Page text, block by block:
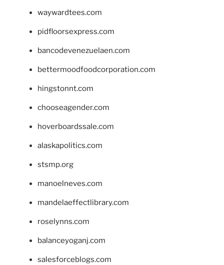
waywardtees.com
pidfloorsexpress.com
bancodevenezuelaen.com
bettermoodfoodcorporation.com
hingstonnt.com
chooseagender.com
hoverboardssale.com
alaskapolitics.com
stsmp.org
manoelneves.com
mandelaeffectlibrary.com
roselynns.com
balanceyoganj.com
salesforceblogs.com